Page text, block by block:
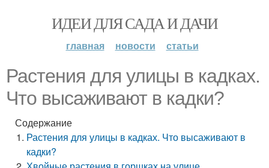
ИДЕИ ДЛЯ САДА И ДАЧИ
главная новости статьи
Растения для улицы в кадках.
Что высаживают в кадки?
Содержание
Растения для улицы в кадках. Что высаживают в
кадки?